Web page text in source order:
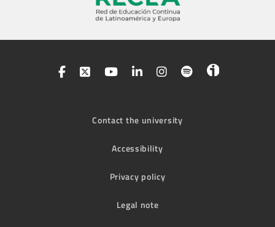
Contact the university
Accessibility
Privacy policy
Legal note